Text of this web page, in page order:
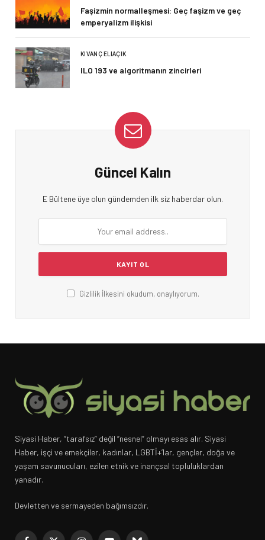
Faşizmin normalleşmesi: Geç faşizm ve geç
emperyalizm ilişkisi
KIVANÇ ELIAÇIK
ILO 193 ve algoritmanın zincirleri
Güncel Kalın
E Bültene üye olun gündemden ilk siz haberdar olun.
Gizlilik İlkesini okudum, onaylıyorum.
Siyasi Haber, “tarafsız” değil “nesnel” olmayı esas alır. Siyasi
Haber, işçi ve emekçiler, kadınlar, LGBTİ+’lar, gençler, doğa ve
yaşam savunucuları, ezilen etnik ve inançsal topluluklardan
yanadır.
Devletten ve sermayeden bağımsızdır.